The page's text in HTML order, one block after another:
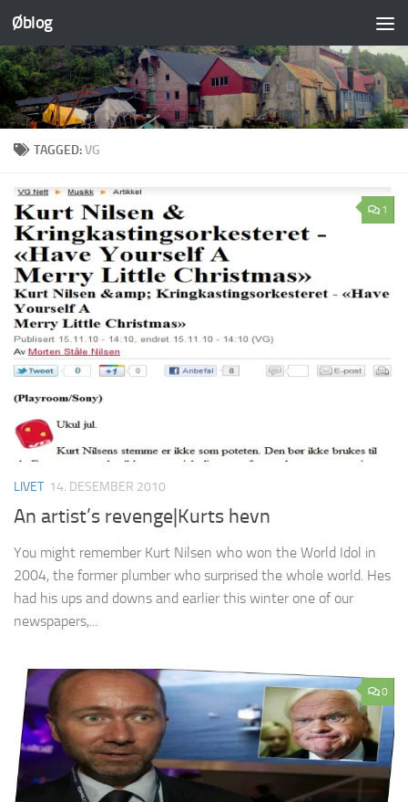
Skip to content
Øblog
TAGGED:VG
1
LIVET 14. DESEMBER 2010
An artist’s revenge|Kurts hevn
You might remember Kurt Nilsen who won the World Idol in
2004, the former plumber who surprised the whole world. Hes
had his ups and downs and earlier this winter one of our
newspapers,...
0